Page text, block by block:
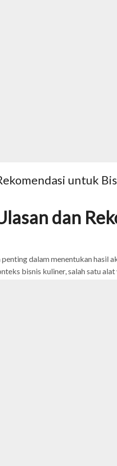
untuk
dan
penting dalam menentukan hasil
bisnis kuliner, salah satu